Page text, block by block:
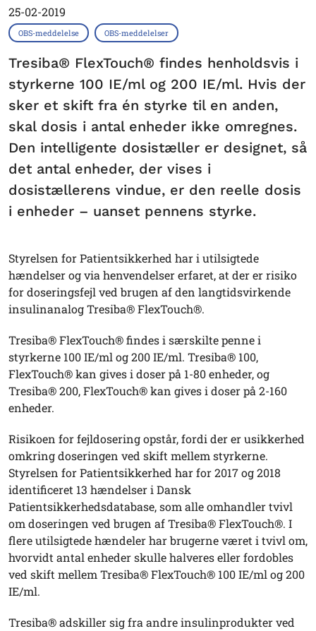
25-02-2019
OBS-meddelelse OBS-meddelelser
Tresiba® FlexTouch® findes henholdsvis i
styrkerne 100 IE/ml og 200 IE/ml. Hvis der
sker et skift fra én styrke til en anden,
skal dosis i antal enheder ikke omregnes.
Den intelligente dosistæller er designet, så
det antal enheder, der vises i
dosistællerens vindue, er den reelle dosis
i enheder – uanset pennens styrke.
Styrelsen for Patientsikkerhed har i utilsigtede
hændelser og via henvendelser erfaret, at der er risiko
for doseringsfejl ved brugen af den langtidsvirkende
insulinanalog Tresiba® FlexTouch®.
Tresiba® FlexTouch® findes i særskilte penne i
styrkerne 100 IE/ml og 200 IE/ml. Tresiba® 100,
FlexTouch® kan gives i doser på 1-80 enheder, og
Tresiba® 200, FlexTouch® kan gives i doser på 2-160
enheder.
Risikoen for fejldosering opstår, fordi der er usikkerhed
omkring doseringen ved skift mellem styrkerne.
Styrelsen for Patientsikkerhed har for 2017 og 2018
identificeret 13 hændelser i Dansk
Patientsikkerhedsdatabase, som alle omhandler tvivl
om doseringen ved brugen af Tresiba® FlexTouch®. I
flere utilsigtede hændeler har brugerne været i tvivl om,
hvorvidt antal enheder skulle halveres eller fordobles
ved skift mellem Tresiba® FlexTouch® 100 IE/ml og 200
IE/ml.
Tresiba® adskiller sig fra andre insulinprodukter ved